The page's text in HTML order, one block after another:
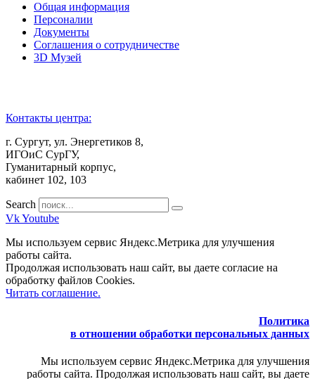
Общая информация
Персоналии
Документы
Соглашения о сотрудничестве
3D Музей
Контакты центра:
г. Сургут, ул. Энергетиков 8,
ИГОиС СурГУ,
Гуманитарный корпус,
кабинет 102, 103
Search
VkYoutube
Мы используем сервис Яндекс.Метрика для улучшения
работы сайта.
Продолжая использовать наш сайт, вы даете согласие на
обработку файлов Cookies.
Читать соглашение.
Политика
в отношении обработки персональных данных
Мы используем сервис Яндекс.Метрика для улучшения
работы сайта. Продолжая использовать наш сайт, вы даете